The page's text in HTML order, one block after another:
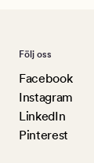
Följ oss
Facebook
Instagram
LinkedIn
Pinterest